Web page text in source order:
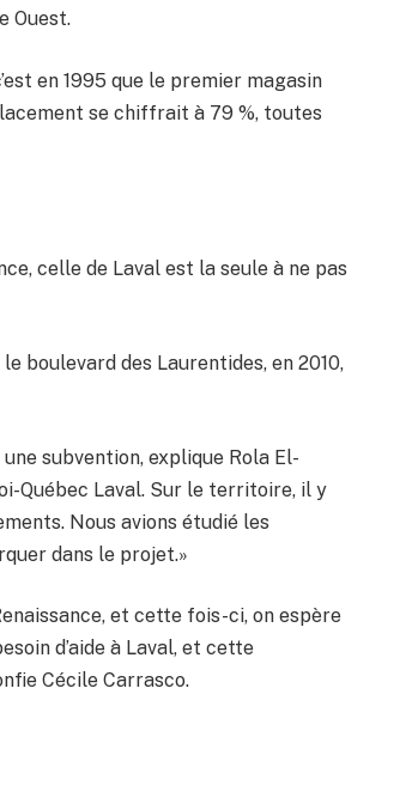
Ouest.
en 1995 que le premier magasin
se chiffrait à 79 %, toutes
celle de Laval est la seule à ne pas
boulevard des Laurentides, en 2010,
subvention, explique Rola El-
Québec Laval. Sur le territoire, il y
Nous avions étudié les
dans le projet.»
et cette fois-ci, on espère
d’aide à Laval, et cette
Cécile Carrasco.